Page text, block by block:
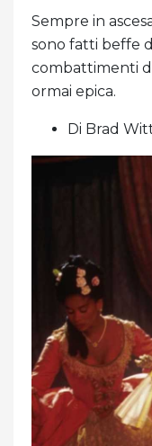
Sempre in
sono fatti beffe
combattimenti
ormai epica.
Di Brad